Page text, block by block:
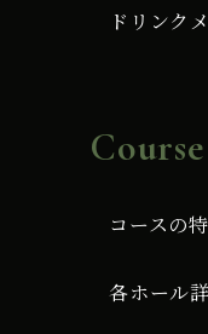
ドリンク
Course
コースの
各ホール